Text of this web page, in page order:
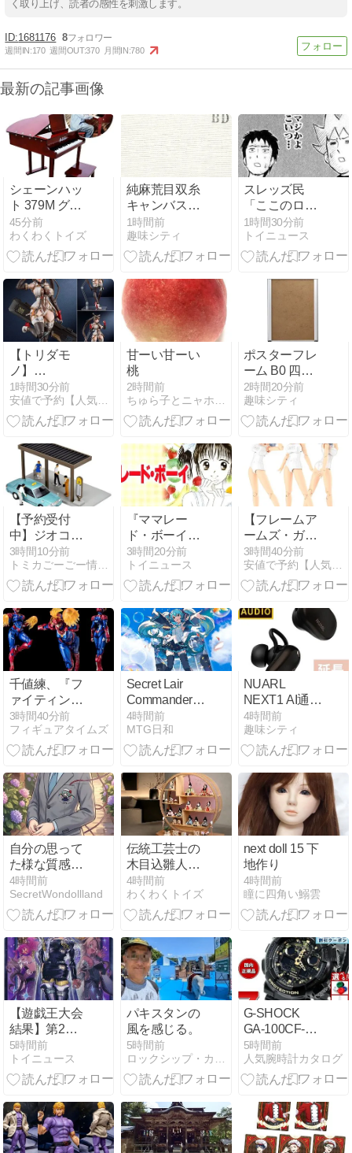
く取り上げ、読者の感性を刺激します。
1681176 8
週間IN:170 週間OUT:370 月間IN:780
最新の記事画像
シェーンハッ
ト 379M グラ
ンド型トイピ
アノの強みと
は？
45分前
わくわくトイズ
純麻荒目双糸
キャンバス30
号20枚セット
のポイント解
説
1時間前
趣味シティ
スレッズ民
「ここのロー
ソンの店長マ
ジでヤバい！
こんなコンビ
ない！」とブ
お前だよ」と
ツッコミ殺到
ｗｗｗｗｗｗ
ｗ
1時間30分前
トイニュース
【トリダモ
ノ】
PLAMATEA『MX
ちゃん』プラ
モデル予約
ァクトリー】
より2027年1
月発売予定☆
1時間30分前
安値で予約【人気フィギュア通販】トイゲット！
甘ーい甘ーい
桃
2時間前
ちゅら子とニャホとたんたんと
ポスターフレ
ーム B0 四辺
開閉式 TG-
44Rを完全解
説
2時間20分前
趣味シティ
【予約受付
中】ジオコレ
64 ＃カースナ
ップ04c タク
シー乗り場(ト
セダン付属)(9
月発売)
3時間10分前
トミカごーごー情報館
『ママレー
ド・ボーイ』
全巻「100
円」セール！
全8巻「4,344
円」！りぼん
世代の名作！
お互いの両親
が相手を交換
して再婚しち
ゃう今では許
されない激ヤ
バ設定
3時間20分前
トイニュース
【フレームア
ームズ・ガー
ル】『ミヅキ
School
Swimsuits ホ
FAガール プラ
モデル予約
【コトブキ
ヤ】より2027
年3月発売予
定♪
3時間40分前
安値で予約【人気フィギュア通販】トイゲット！
千値練、『フ
ァイティング
アーマー キャ
プテン・マー
ベル』が可動
化！2026年12
月発売予定
3時間40分前
フィギュアタイムズ
Secret Lair
Commander
Deck: Hatsune
Mikuについて
考える
4時間前
MTG日和
NUARL
NEXT1 AI通話
ノイズキャン
セリング完全
ワイヤレスイ
4時間前
趣味シティ
自分の思って
た様な質感じ
ゃないけど#
今年の秋に着
たい色
4時間前
SecretWondollland
伝統工芸士の
木目込雛人形
コンパクトで
おしゃれ
4時間前
わくわくトイズ
next doll 15 下
地作り
4時間前
瞳に四角い鰯雲
【遊戯王大会
結果】第2回
うさぎCS 個
人戦 優勝は
【マギストス
フト】！
5時間前
トイニュース
パキスタンの
風を感じる。
5時間前
ロックシップ・カンタービレ
G-SHOCK
GA-100CF-
1A9JFの魅力
と選び方ガイ
ド
5時間前
人気腕時計カタログ